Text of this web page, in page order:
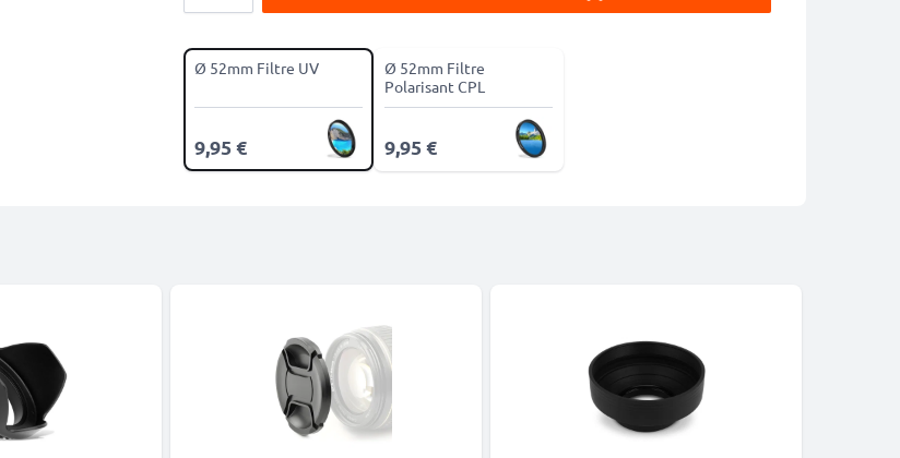
Ø 52mm Filtre UV
9,95 €
Ø 52mm Filtre
Polarisant CPL
9,95 €